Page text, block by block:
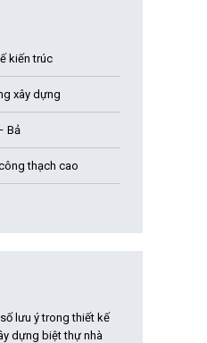
kiến trúc
xây dựng
Bả
thạch cao
lưu ý trong thiết kế
dựng biệt thự nhà